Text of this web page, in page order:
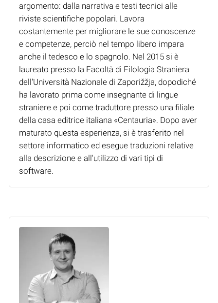
argomento: dalla narrativa e testi tecnici alle
riviste scientifiche popolari. Lavora
costantemente per migliorare le sue conoscenze
e competenze, perciò nel tempo libero impara
anche il tedesco e lo spagnolo. Nel 2015 si è
laureato presso la Facoltà di Filologia Straniera
dell'Università Nazionale di Zaporižžja, dopodiché
ha lavorato prima come insegnante di lingue
straniere e poi come traduttore presso una filiale
della casa editrice italiana «Centauria». Dopo aver
maturato questa esperienza, si è trasferito nel
settore informatico ed esegue traduzioni relative
alla descrizione e all'utilizzo di vari tipi di
software.